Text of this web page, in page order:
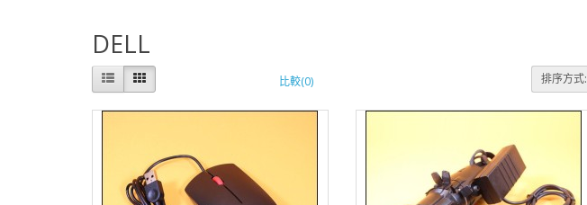
DELL
比較(0) 排序方式: